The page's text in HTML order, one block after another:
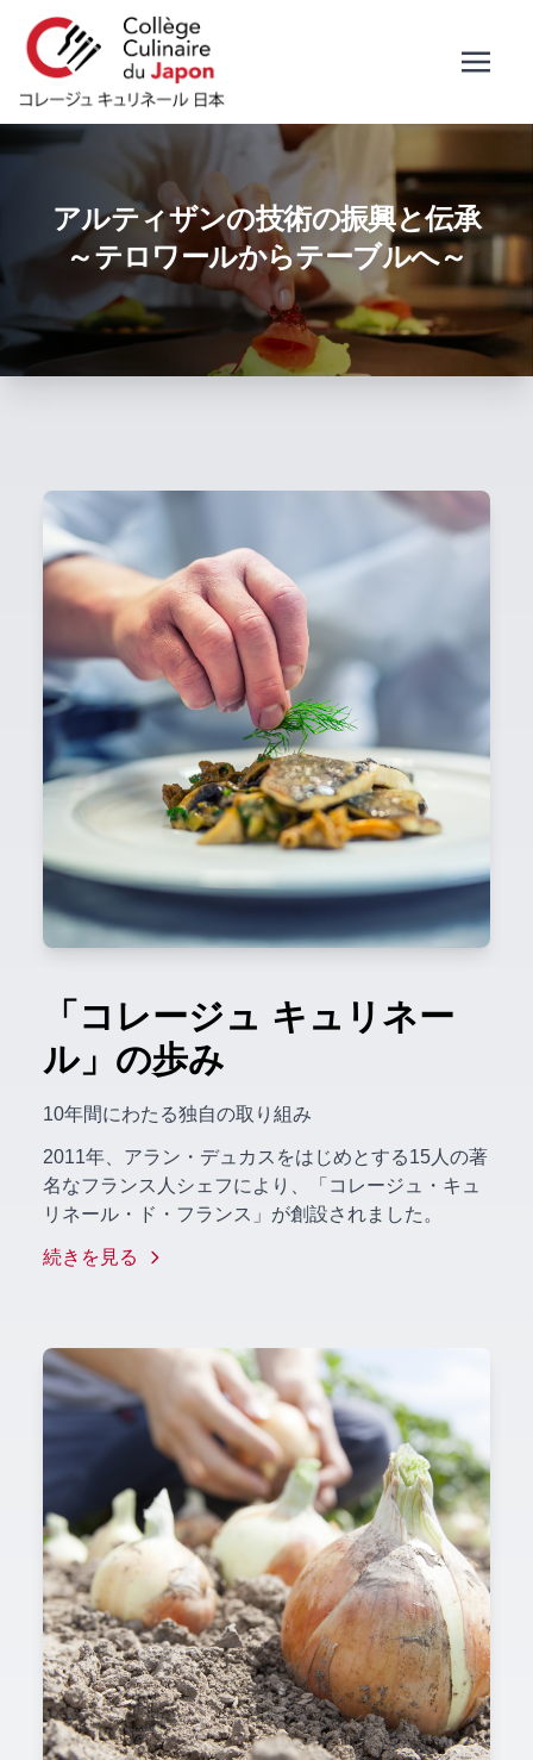
アルティザンの技術の振興と伝承
～テロワールからテーブルへ～
「コレージュ キュリネー
ル」の歩み
10年間にわたる独自の取り組み
2011年、アラン・デュカスをはじめとする15人の著
名なフランス人シェフにより、「コレージュ・キュ
リネール・ド・フランス」が創設されました。
続きを見る